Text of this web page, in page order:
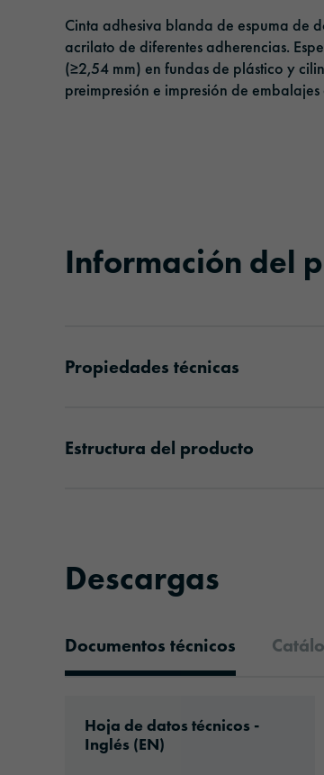
Película de protección solar
Películas de laminado y
Responsabilidad
Cinta adhesiva blanda de espuma de
acrilato de diferentes adherencias.
(≥2,54 mm) en fundas de plástico y
preimpresión e impresión de
Información del
Propiedades técnicas
Estructura del producto
Descargas
Documentos técnicos
Hoja de datos técnicos -
Inglés (EN)